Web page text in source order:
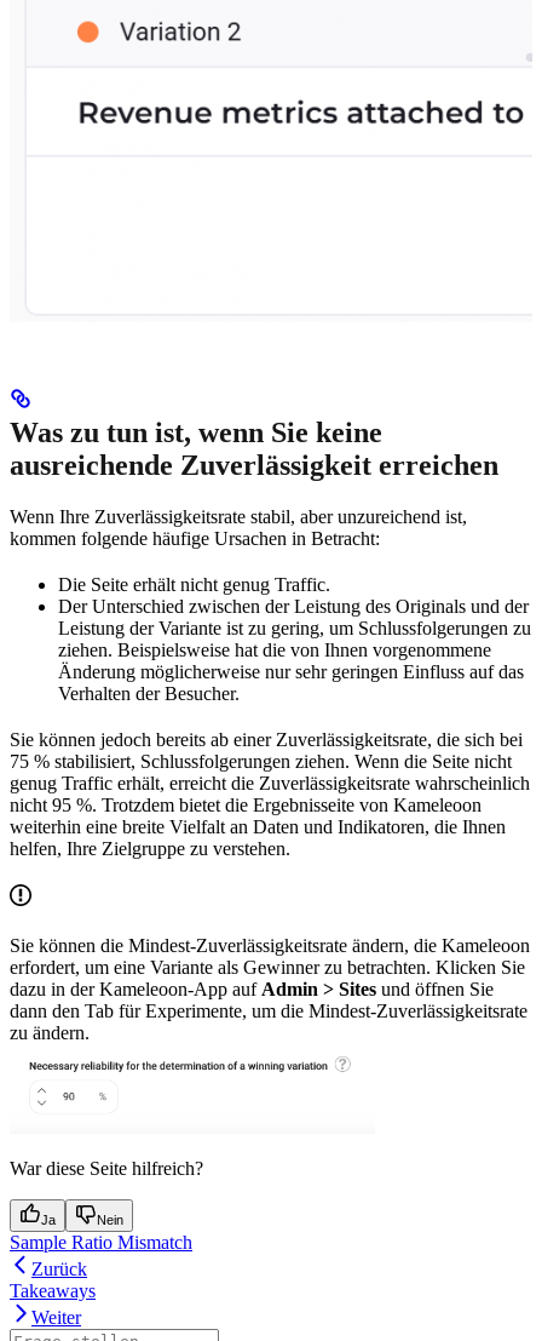
Was zu tun ist, wenn Sie keine
ausreichende Zuverlässigkeit erreichen
Wenn Ihre Zuverlässigkeitsrate stabil, aber unzureichend ist,
kommen folgende häufige Ursachen in Betracht:
Die Seite erhält nicht genug Traffic.
Der Unterschied zwischen der Leistung des Originals und der
Leistung der Variante ist zu gering, um Schlussfolgerungen zu
ziehen. Beispielsweise hat die von Ihnen vorgenommene
Änderung möglicherweise nur sehr geringen Einfluss auf das
Verhalten der Besucher.
Sie können jedoch bereits ab einer Zuverlässigkeitsrate, die sich bei
75 % stabilisiert, Schlussfolgerungen ziehen. Wenn die Seite nicht
genug Traffic erhält, erreicht die Zuverlässigkeitsrate wahrscheinlich
nicht 95 %. Trotzdem bietet die Ergebnisseite von Kameleoon
weiterhin eine breite Vielfalt an Daten und Indikatoren, die Ihnen
helfen, Ihre Zielgruppe zu verstehen.
Sie können die Mindest-Zuverlässigkeitsrate ändern, die Kameleoon
erfordert, um eine Variante als Gewinner zu betrachten. Klicken Sie
dazu in der Kameleoon-App auf Admin > Sites und öffnen Sie
dann den Tab für Experimente, um die Mindest-Zuverlässigkeitsrate
zu ändern.
War diese Seite hilfreich?
Ja Nein
Sample Ratio Mismatch
Zurück
Takeaways
Weiter